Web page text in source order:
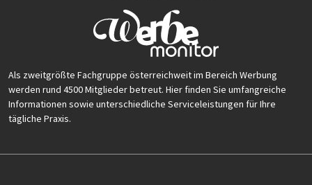
Als zweitgrößte Fachgruppe österreichweit im Bereich Werbung
werden rund 4500 Mitglieder betreut. Hier finden Sie umfangreiche
Informationen sowie unterschiedliche Serviceleistungen für Ihre
tägliche Praxis.